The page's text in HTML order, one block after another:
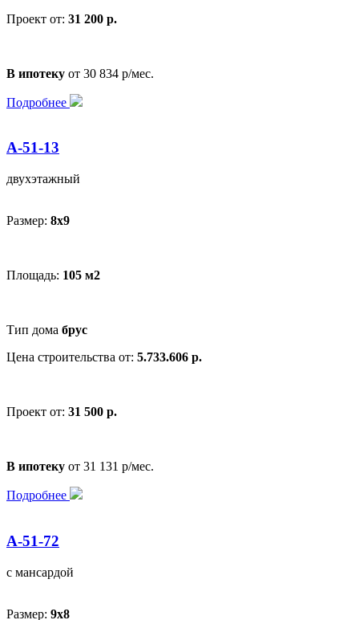
Проект от: 31 200 р.
В ипотеку от 30 834 р/мес.
Подробнее
А-51-13
двухэтажный
Размер: 8x9
Площадь: 105 м2
Тип дома брус
Цена строительства от: 5.733.606 р.
Проект от: 31 500 р.
В ипотеку от 31 131 р/мес.
Подробнее
А-51-72
с мансардой
Размер: 9x8